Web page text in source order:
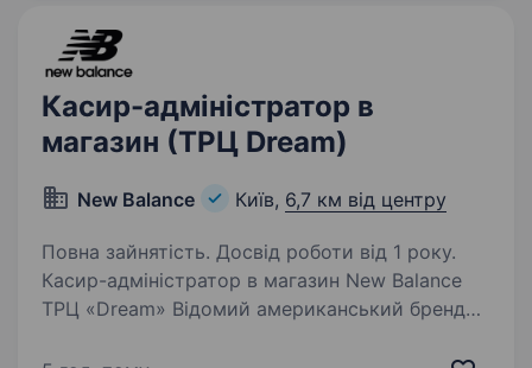
Касир-адміністратор в
магазин (ТРЦ Dream)
New Balance Київ, 6,7 км від центру
Повна зайнятість. Досвід роботи від 1 року.
Касир-адміністратор в магазин New Balance
ТРЦ «Dream» Відомий американський бренд